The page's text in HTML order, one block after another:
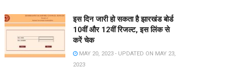
इस दिन जारी हो सकता है झारखंड बोर्ड
10वीं और 12वीं रिजल्ट, इस लिंक से
करें चेक
MAY 20, 2023 - UPDATED ON MAY 23,
2023